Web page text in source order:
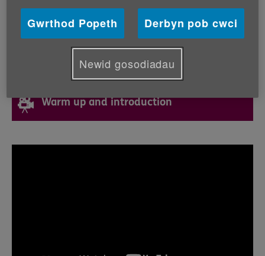
Warm up and introduction
Gwrthod Popeth Derbyn pob cwci
Newid gosodiadau